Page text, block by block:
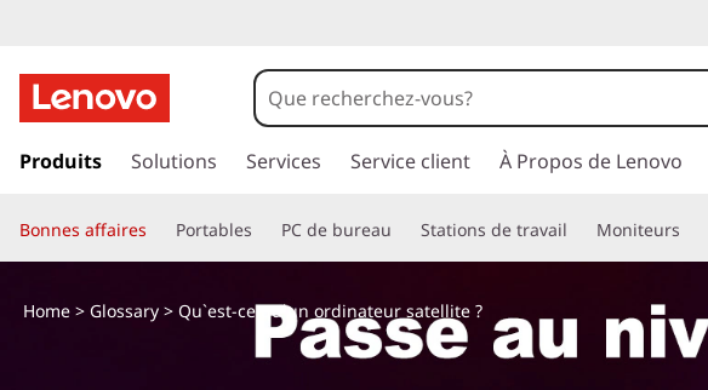
u
ea
e
r
u
Produits Solutions Services Service client À Propos de Lenovo
Bonnes affaires Portables PC de bureau Stations de travail Moniteurs
Home> Glossary> Qu`est-ce qu`un ordinateur satellite ?